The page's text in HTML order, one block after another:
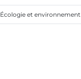
Écologie et environnement